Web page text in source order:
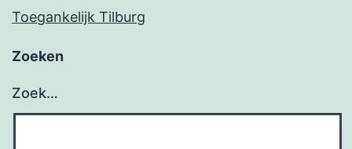
Toegankelijk Tilburg
Zoeken
Zoek…